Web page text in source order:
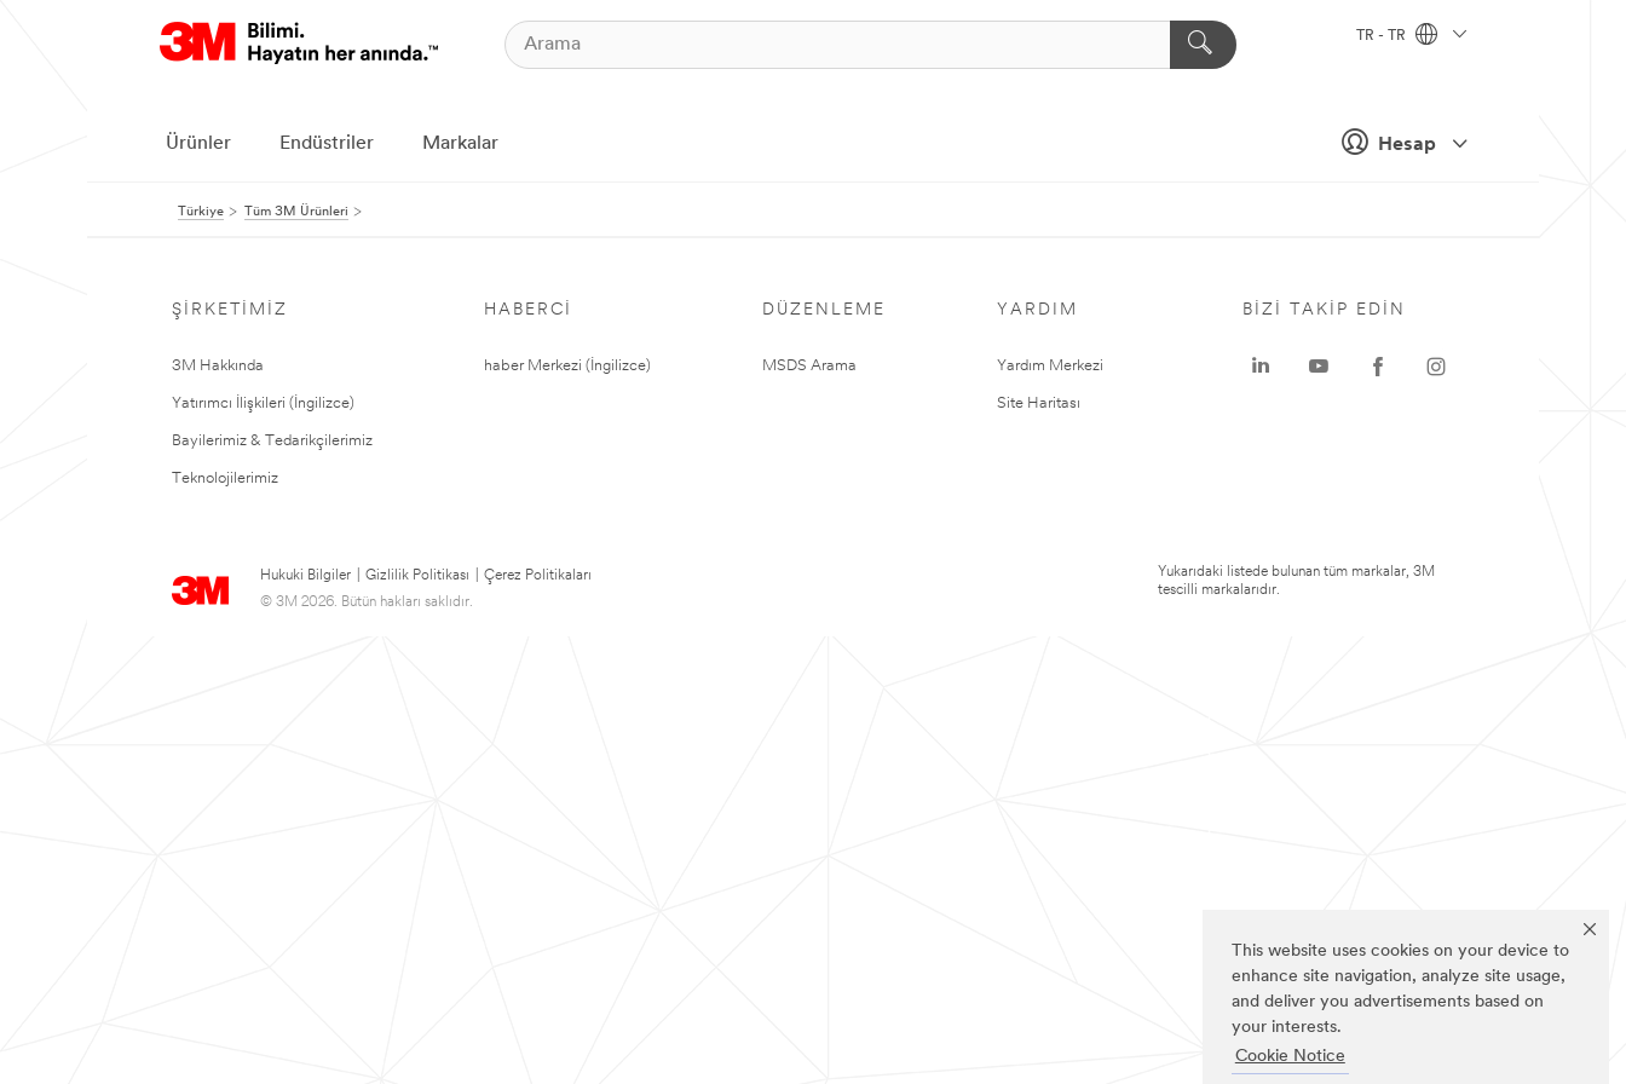
This website uses cookies on your device to
enhance site navigation, analyze site usage,
and deliver you advertisements based on
your interests.
Cookie Notice
Hesap
TR - TR
Ürünler Endüstriler Markalar
Türkiye Tüm 3M Ürünleri
ŞIRKETIMIZ
3M Hakkında
Yatırımcı İlişkileri (İngilizce)
Bayilerimiz & Tedarikçilerimiz
Teknolojilerimiz
HABERCI
haber Merkezi (İngilizce)
DÜZENLEME
MSDS Arama
YARDIM
Yardım Merkezi
Site Haritası
Hukuki Bilgiler Gizlilik Politikası
Çerez Politikaları
© 3M 2026. Bütün hakları saklıdır.
BIZI TAKIP EDIN
Yukarıdaki listede bulunan tüm markalar, 3M
tescilli markalarıdır.